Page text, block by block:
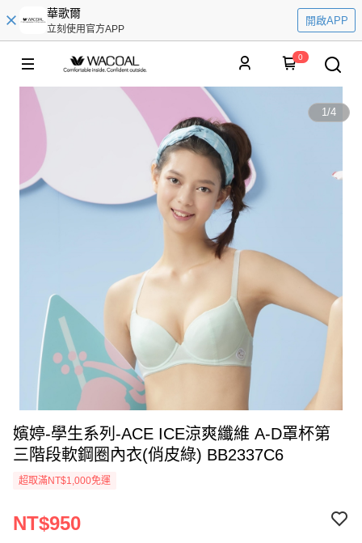
華歌爾
立刻使用官方APP
開啟APP
0
1/4
嬪婷-學生系列-ACE ICE涼爽纖維 A-D罩杯第
三階段軟鋼圈內衣(俏皮綠) BB2337C6
超取滿NT$1,000免運
NT$950